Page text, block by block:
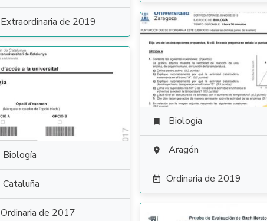
Extraordinaria de 2019
 Biología
 Aragón
 Ordinaria de 2019
Biología
Cataluña
Ordinaria de 2017